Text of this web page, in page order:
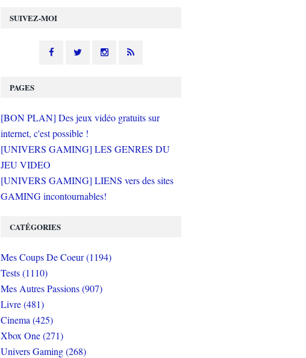
SUIVEZ-MOI
PAGES
[BON PLAN] Des jeux vidéo gratuits sur
internet, c'est possible !
[UNIVERS GAMING] LES GENRES DU
JEU VIDEO
[UNIVERS GAMING] LIENS vers des sites
GAMING incontournables!
CATÉGORIES
Mes Coups De Coeur (1194)
Tests (1110)
Mes Autres Passions (907)
Livre (481)
Cinema (425)
Xbox One (271)
Univers Gaming (268)